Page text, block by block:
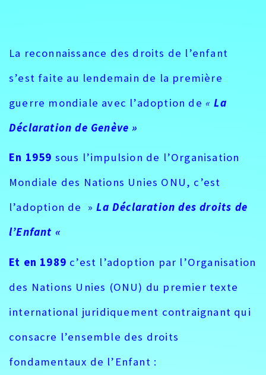
La reconnaissance des droits de l’enfant
s’est faite au lendemain de la première
guerre mondiale avec l’adoption de«La
Déclaration de Genève »
En 1959 sous l’impulsion de l’Organisation
Mondiale des Nations Unies ONU, c’est
l’adoption de »La Déclaration des droits de
l’Enfant «
Et en 1989 c’est l’adoption par l’Organisation
des Nations Unies (ONU) du premier texte
international juridiquement contraignant qui
consacre l’ensemble des droits
fondamentaux de l’Enfant :